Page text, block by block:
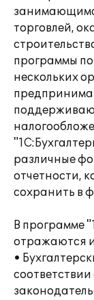
торговлей,
программы
нескольких
различные
отчетности,
сохранить в
В программе
отражаются
•